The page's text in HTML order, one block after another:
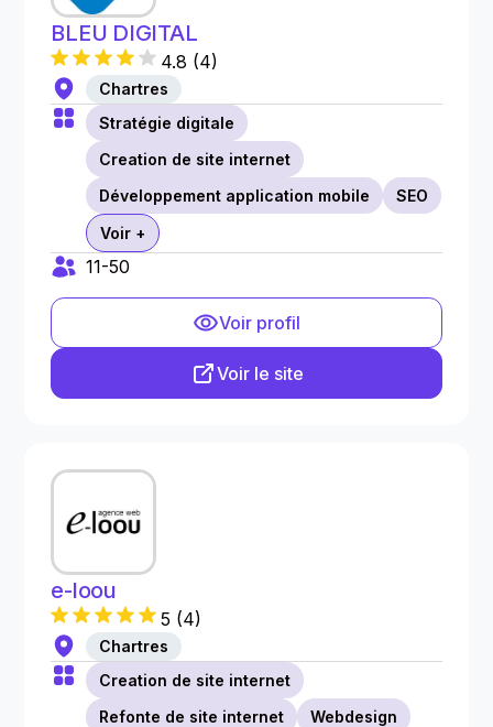
BLEU DIGITAL
4.8 (4)
Chartres
Stratégie digitale
Creation de site internet
Développement application mobile
SEO
Voir +
11-50
Voir profil
Voir le site
e-loou
5 (4)
Chartres
Creation de site internet
Refonte de site internet
Webdesign